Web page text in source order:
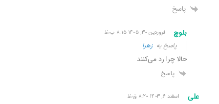
پاسخ
بلوچ فروردین ۳۰, ۱۴۰۵ ۸:۱۵ ب٫ظ
پاسخ بهزهرا
حالا چرا رد می‌کنند
پاسخ
علی اسفند ۶, ۱۴۰۳ ۸:۲۰ ق٫ظ